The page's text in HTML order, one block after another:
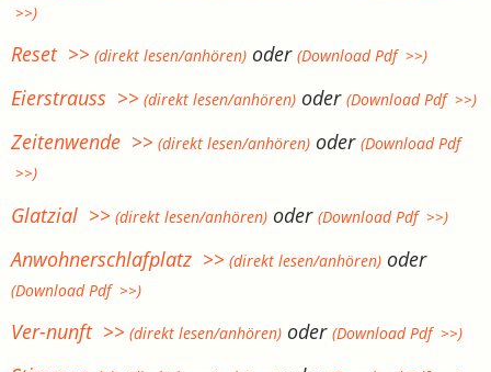
>>)
Reset >> (direkt lesen/anhören) oder(Download Pdf >>)
Eierstrauss >> (direkt lesen/anhören) oder(Download Pdf >>)
Zeitenwende >> (direkt lesen/anhören) oder(Download Pdf
>>)
Glatzial >> (direkt lesen/anhören) oder(Download Pdf >>)
Anwohnerschlafplatz >> (direkt lesen/anhören) oder
(Download Pdf >>)
Ver-nunft >> (direkt lesen/anhören) oder(Download Pdf >>)